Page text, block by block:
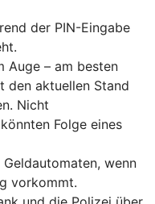
der PIN-Eingabe
Auge – am besten
den aktuellen Stand
Nicht
Folge eines
wenn
vorkommt.